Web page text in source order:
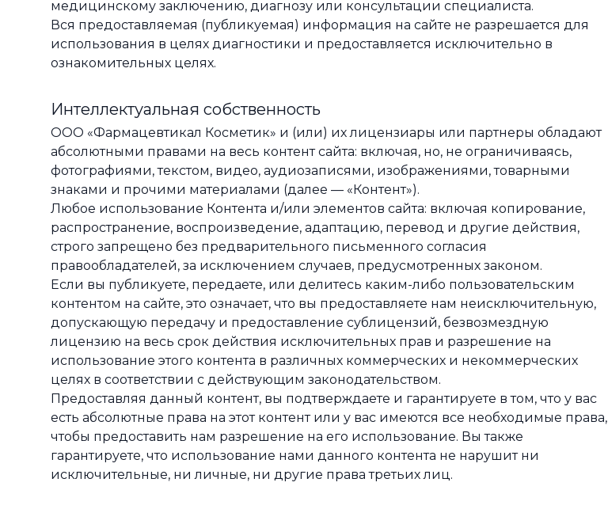
медицинскому заключению, диагнозу или консультации специалиста.
Вся предоставляемая (публикуемая) информация на сайте не разрешается для
использования в целях диагностики и предоставляется исключительно в
ознакомительных целях.
Интеллектуальная собственность
ООО «Фармацевтикал Косметик» и (или) их лицензиары или партнеры обладают
абсолютными правами на весь контент сайта: включая, но, не ограничиваясь,
фотографиями, текстом, видео, аудиозаписями, изображениями, товарными
знаками и прочими материалами (далее — «Контент»).
Любое использование Контента и/или элементов сайта: включая копирование,
распространение, воспроизведение, адаптацию, перевод и другие действия,
строго запрещено без предварительного письменного согласия
правообладателей, за исключением случаев, предусмотренных законом.
Если вы публикуете, передаете, или делитесь каким-либо пользовательским
контентом на сайте, это означает, что вы предоставляете нам неисключительную,
допускающую передачу и предоставление сублицензий, безвозмездную
лицензию на весь срок действия исключительных прав и разрешение на
использование этого контента в различных коммерческих и некоммерческих
целях в соответствии с действующим законодательством.
Предоставляя данный контент, вы подтверждаете и гарантируете в том, что у вас
есть абсолютные права на этот контент или у вас имеются все необходимые права,
чтобы предоставить нам разрешение на его использование. Вы также
гарантируете, что использование нами данного контента не нарушит ни
исключительные, ни личные, ни другие права третьих лиц.